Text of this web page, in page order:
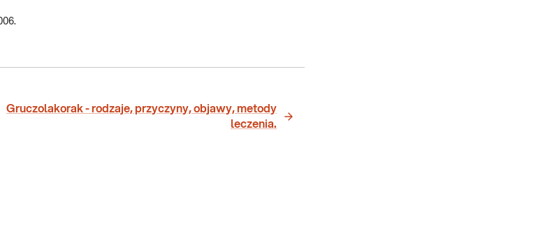
Gruczolakorak - rodzaje, przyczyny, objawy, metody
leczenia.